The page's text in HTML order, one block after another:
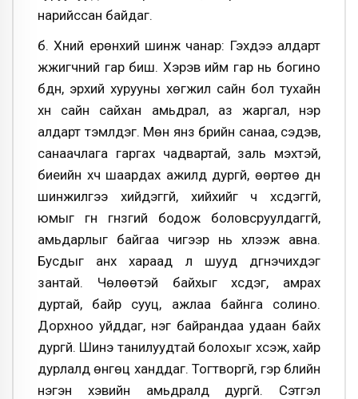
нарийссан байдаг.
б. Хүний ерөнхий шинж чанар: Гэхдээ алдарт
жүжигчний гар биш. Хэрэв ийм гар нь богино
бүдүүн, эрхий хурууны хөгжил сайн бол тухайн
хүн сайн сайхан амьдрал, аз жаргал, нэр
алдарт тэмүүлдэг. Мөн янз бүрийн санаа, сэдэв,
санаачлага гаргах чадвартай, заль мэхтэй,
биеийн хүч шаардах ажилд дургүй, өөртөө дүн
шинжилгээ хийдэггүй, хийхийг ч хүсдэггүй,
юмыг гүн гүнзгий бодож боловсруулдаггүй,
амьдарлыг байгаа чигээр нь хүлээж авна.
Бусдыг анх хараад л шууд дүгнэчихдэг
зантай. Чөлөөтэй байхыг хүсдэг, амрах
дуртай, байр сууц, ажлаа байнга солино.
Дорхноо уйддаг, нэг байрандаа удаан байх
дургүй. Шинэ танилуудтай болохыг хүсэж, хайр
дурлалд өнгөц ханддаг. Тогтворгүй, гэр бүлийн
нэгэн хэвийн амьдралд дургүй. Сэтгэл